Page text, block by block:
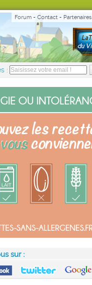
Forum - Contact - Partenaires
:
sur :